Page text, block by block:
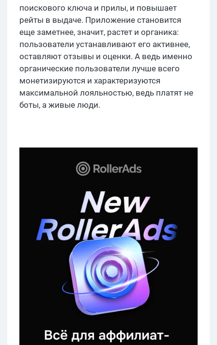
поискового ключа и прилы, и повышает
рейты в выдаче. Приложение становится
еще заметнее, значит, растет и органика:
пользователи устанавливают его активнее,
оставляют отзывы и оценки. А ведь именно
органические пользователи лучше всего
монетизируются и характеризуются
максимальной лояльностью, ведь платят не
боты, а живые люди.